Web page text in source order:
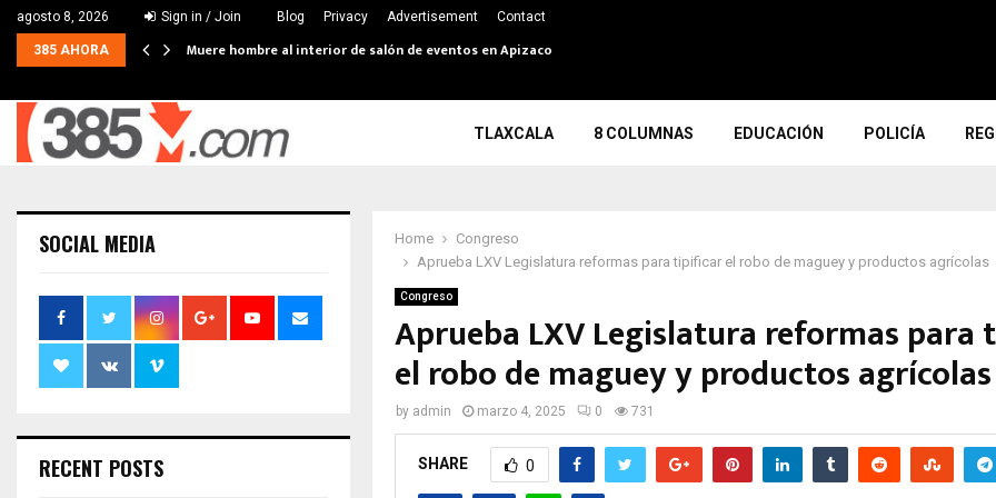
agosto 8, 2026 Sign in / Join Blog Privacy Advertisement Contact
385 AHORA Muere hombre al interior de salón de eventos en Apizaco
TLAXCALA 8 COLUMNAS EDUCACIÓN POLICÍA
Home
Congreso
Aprueba LXV Legislatura reformas para tipificar el robo de maguey y productos agrícolas
Congreso
Aprueba LXV Legislatura reformas
el robo de maguey y productos agrícolas
by admin marzo 4, 2025 0 731
SHARE 0
SOCIAL MEDIA
RECENT POSTS